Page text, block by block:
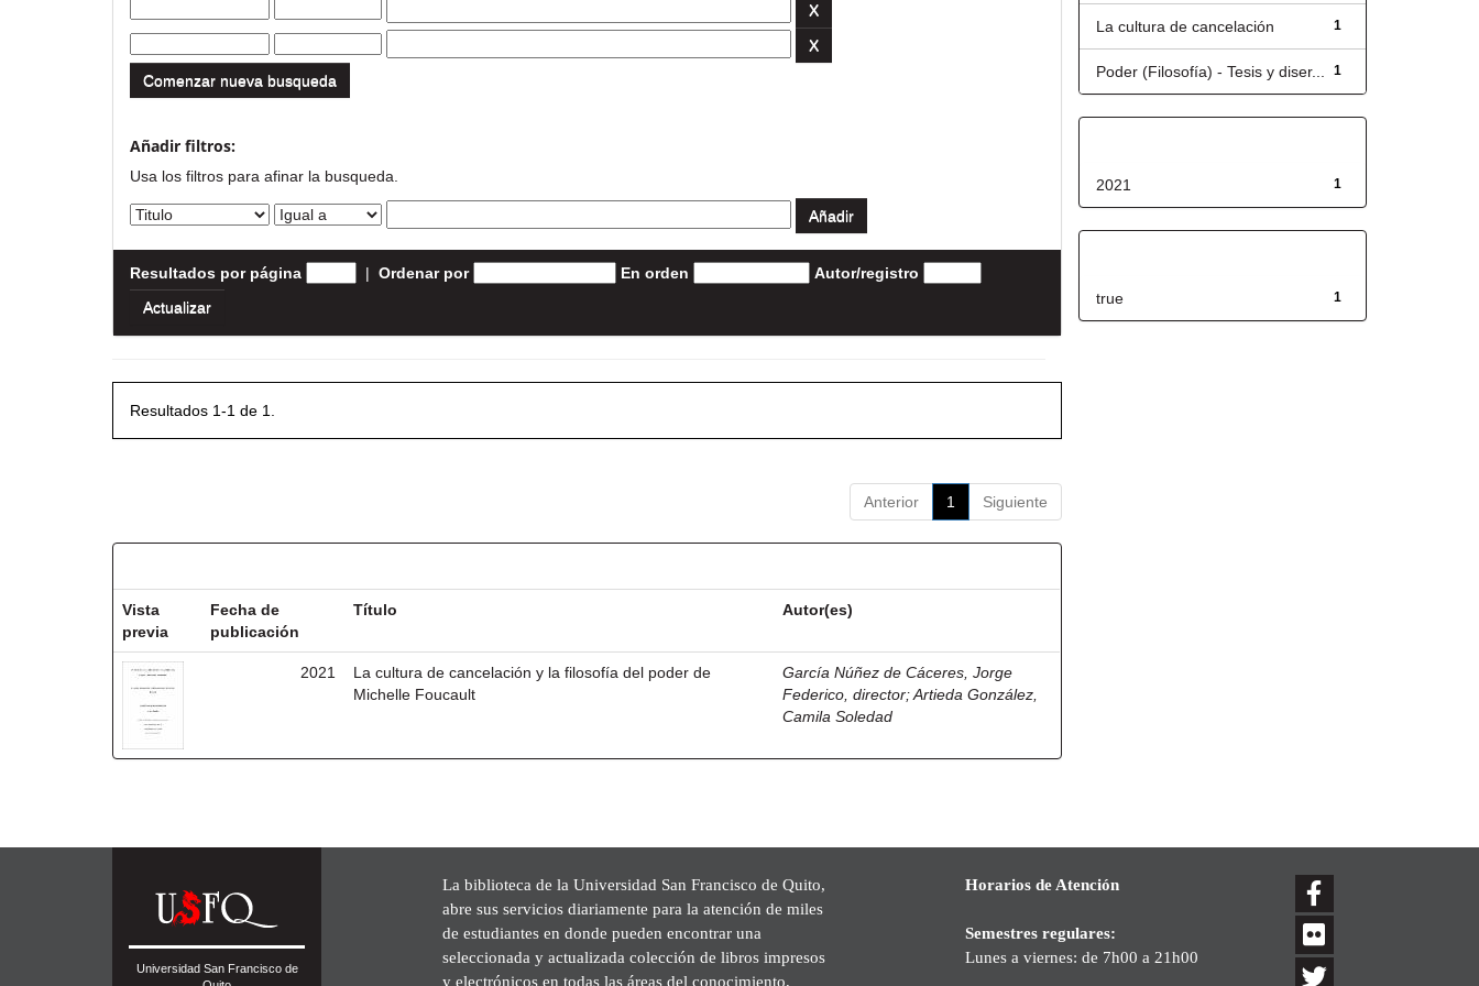
Comenzar nueva busqueda
Añadir filtros:
Usa los filtros para afinar la busqueda.
Resultados por página | Ordenar por En orden Autor/registro
Resultados 1-1 de 1.
Anterior 1 Siguiente
Vista
previa
Fecha de
publicación
Título Autor(es)
2021
La cultura de cancelación y la filosofía del poder de
Michelle Foucault
García Núñez de Cáceres, Jorge
Federico, director;Artieda González,
Camila Soledad
1
La cultura de cancelación
1
Poder (Filosofía) - Tesis y diser...
1
2021
1
true
Universidad San Francisco de
La biblioteca de la Universidad San Francisco de Quito,
abre sus servicios diariamente para la atención de miles
de estudiantes en donde pueden encontrar una
seleccionada y actualizada colección de libros impresos
y electrónicos en todas las áreas del conocimiento,
Horarios de Atención
Semestres regulares:
Lunes a viernes: de 7h00 a 21h00